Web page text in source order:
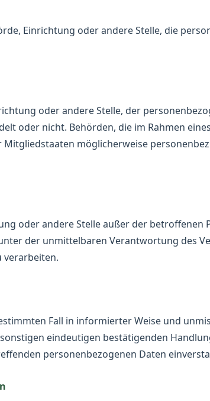
Einrichtung oder andere Stelle, die
oder andere Stelle, der
oder nicht. Behörden, die im Rahmen
möglicherweise
oder andere Stelle außer der betroffenen
der unmittelbaren Verantwortung des
verarbeiten.
Fall in informierter Weise und
eindeutigen bestätigenden
personenbezogenen Daten